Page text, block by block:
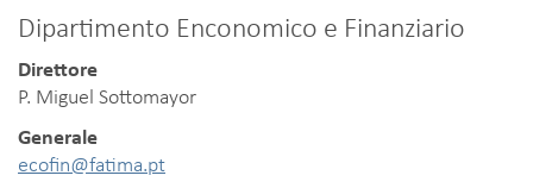
Dipartimento Enconomico e Finanziario
Direttore
P. Miguel Sottomayor
Generale
ecofin@fatima.pt